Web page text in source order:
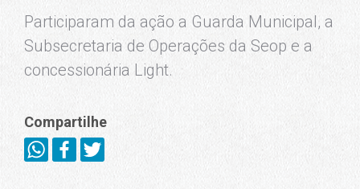
Participaram da ação a Guarda Municipal, a
Subsecretaria de Operações da Seop e a
concessionária Light.
Compartilhe